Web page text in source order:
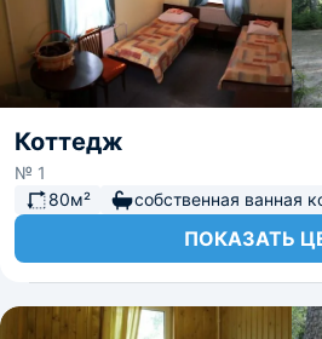
Коттедж
№ 1
80м²
собственная ванная
ПОКАЗАТЬ